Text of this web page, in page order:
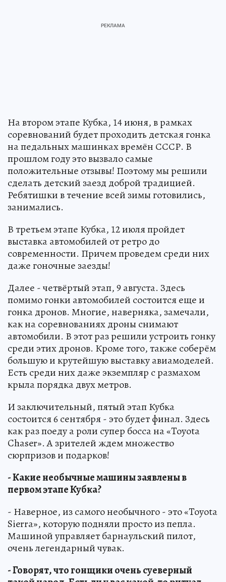
На втором этапе Кубка, 14 июня, в рамках
соревнований будет проходить детская гонка
на педальных машинках времён СССР. В
прошлом году это вызвало самые
положительные отзывы! Поэтому мы решили
сделать детский заезд доброй традицией.
Ребятишки в течение всей зимы готовились,
занимались.
В третьем этапе Кубка, 12 июля пройдет
выставка автомобилей от ретро до
современности. Причем проведем среди них
даже гоночные заезды!
Далее - четвёртый этап, 9 августа. Здесь
помимо гонки автомобилей состоится еще и
гонка дронов. Многие, наверняка, замечали,
как на соревнованиях дроны снимают
автомобили. В этот раз решили устроить гонку
среди этих дронов. Кроме того, также соберём
большую и крутейшую выставку авиамоделей.
Есть среди них даже экземпляр с размахом
крыла порядка двух метров.
И заключительный, пятый этап Кубка
состоится 6 сентября - это будет финал. Здесь
как раз поеду а роли супер босса на «Toyota
Chaser». А зрителей ждем множество
сюрпризов и подарков!
- Какие необычные машины заявлены в
первом этапе Кубка?
- Наверное, из самого необычного - это «Toyota
Sierra», которую подняли просто из пепла.
Машиной управляет барнаульский пилот,
очень легендарный чувак.
- Говорят, что гонщики очень суеверный